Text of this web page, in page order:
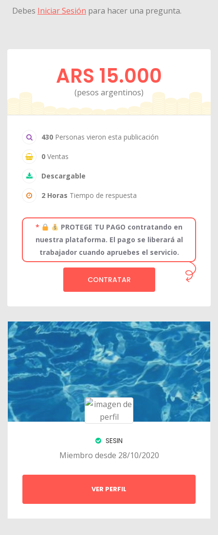
Debes Iniciar Sesión para hacer una pregunta.
ARS 15.000
(pesos argentinos)
430 Personas vieron esta publicación
0 Ventas
Descargable
2 Horas Tiempo de respuesta
*
PROTEGE TU PAGO contratando en
nuestra plataforma. El pago se liberará al
trabajador cuando apruebes el servicio.
CONTRATAR
SESIN
Miembro desde 28/10/2020
VER PERFIL